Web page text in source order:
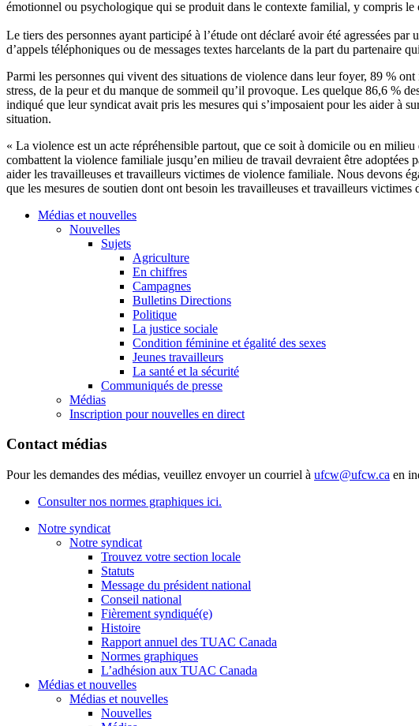
émotionnel ou psychologique qui se produit dans le contexte familial, y compris le
Le tiers des personnes ayant participé à l’étude ont déclaré avoir été agressées
d’appels téléphoniques ou de messages textes harcelants de la part du partenaire
Parmi les personnes qui vivent des situations de violence dans leur foyer, 89 %
stress, de la peur et du manque de sommeil qu’il provoque. Les quelque 86,6 %
indiqué que leur syndicat avait pris les mesures qui s’imposaient pour les aider à
situation.
« La violence est un acte répréhensible partout, que ce soit à domicile ou en
combattent la violence familiale jusqu’en milieu de travail devraient être
aider les travailleuses et travailleurs victimes de violence familiale. Nous devons
que les mesures de soutien dont ont besoin les travailleuses et travailleurs
Médias et nouvelles
Nouvelles
Sujets
Agriculture
En chiffres
Campagnes
Bulletins Directions
Politique
La justice sociale
Condition féminine et égalité des sexes
Jeunes travailleurs
La santé et la sécurité
Communiqués de presse
Médias
Inscription pour nouvelles en direct
Contact médias
Pour les demandes des médias, veuillez envoyer un courriel à ufcw@ufcw.ca en
Consulter nos normes graphiques ici.
Notre syndicat
Notre syndicat
Trouvez votre section locale
Statuts
Message du président national
Conseil national
Fièrement syndiqué(e)
Histoire
Rapport annuel des TUAC Canada
Normes graphiques
L’adhésion aux TUAC Canada
Médias et nouvelles
Médias et nouvelles
Nouvelles